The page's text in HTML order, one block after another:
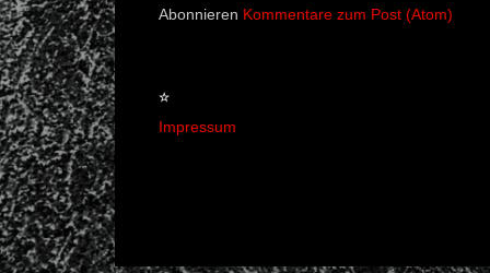
Abonnieren Kommentare zum Post (Atom)
☆
Impressum